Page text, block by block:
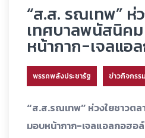
“ส.ส. รณเทพ” ห่
เทศบาลพนัสนิค
หน้ากาก-เจลแอ
พรรคพลังประชารัฐ ข่าวกิจกร
“ส.ส.รณเทพ” ห่วงใยชาวต
มอบหน้ากาก-เจลแอลกอฮอ